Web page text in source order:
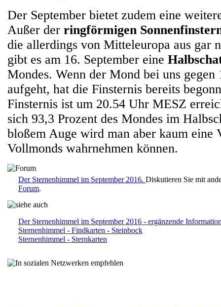
Der September bietet zudem eine
Außer der ringförmigen
die allerdings von Mitteleuropa aus gar
gibt es am 16. September eine
Mondes. Wenn der Mond bei uns
aufgeht, hat die Finsternis bereits
Finsternis ist um 20.54 Uhr MESZ
sich 93,3 Prozent des Mondes im
bloßem Auge wird man aber kaum eine
Vollmonds wahrnehmen können.
Der Sternenhimmel im September 2016. Diskutieren Sie mit
Forum.
Der Sternenhimmel im September 2016 - ergänzende
Sternenhimmel - Findkarten - Steinbock
Sternenhimmel - Sternkarten